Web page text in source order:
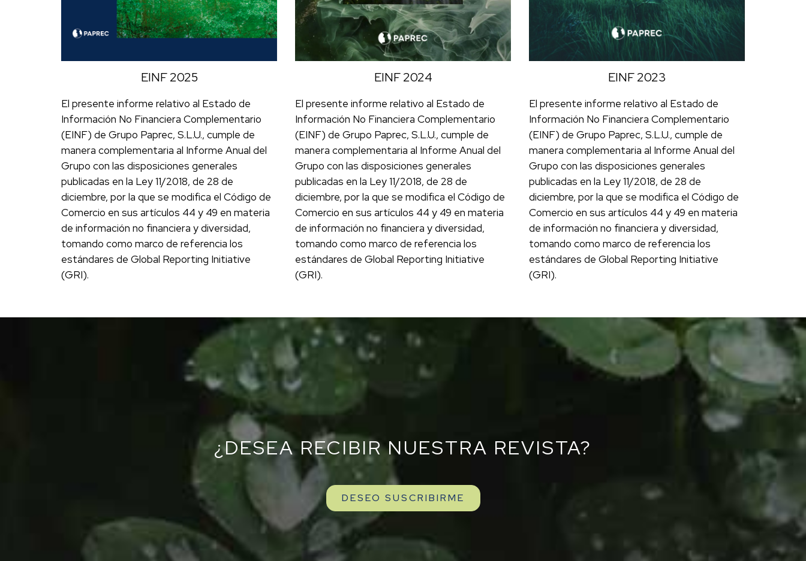
EINF 2025
El presente informe relativo al Estado de
Información No Financiera Complementario
(EINF) de Grupo Paprec, S.L.U., cumple de
manera complementaria al Informe Anual del
Grupo con las disposiciones generales
publicadas en la Ley 11/2018, de 28 de
diciembre, por la que se modifica el Código de
Comercio en sus artículos 44 y 49 en materia
de información no financiera y diversidad,
tomando como marco de referencia los
estándares de Global Reporting Initiative
(GRI).
EINF 2024
El presente informe relativo al Estado de
Información No Financiera Complementario
(EINF) de Grupo Paprec, S.L.U., cumple de
manera complementaria al Informe Anual del
Grupo con las disposiciones generales
publicadas en la Ley 11/2018, de 28 de
diciembre, por la que se modifica el Código de
Comercio en sus artículos 44 y 49 en materia
de información no financiera y diversidad,
tomando como marco de referencia los
estándares de Global Reporting Initiative
(GRI).
EINF 2023
El presente informe relativo al Estado de
Información No Financiera Complementario
(EINF) de Grupo Paprec, S.L.U., cumple de
manera complementaria al Informe Anual del
Grupo con las disposiciones generales
publicadas en la Ley 11/2018, de 28 de
diciembre, por la que se modifica el Código de
Comercio en sus artículos 44 y 49 en materia
de información no financiera y diversidad,
tomando como marco de referencia los
estándares de Global Reporting Initiative
(GRI).
¿DESEA RECIBIR NUESTRA REVISTA?
DESEO SUSCRIBIRME